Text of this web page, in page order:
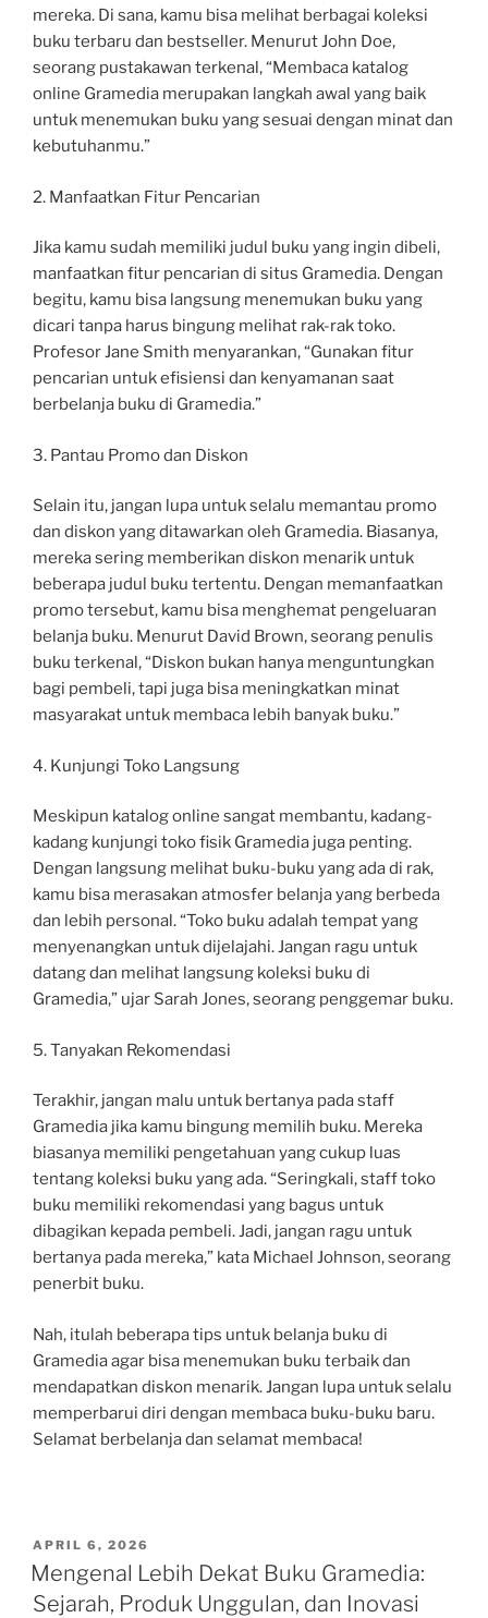
mereka. Di sana, kamu bisa melihat berbagai koleksi
buku terbaru dan bestseller. Menurut John Doe,
seorang pustakawan terkenal, “Membaca katalog
online Gramedia merupakan langkah awal yang baik
untuk menemukan buku yang sesuai dengan minat dan
kebutuhanmu.”
2. Manfaatkan Fitur Pencarian
Jika kamu sudah memiliki judul buku yang ingin dibeli,
manfaatkan fitur pencarian di situs Gramedia. Dengan
begitu, kamu bisa langsung menemukan buku yang
dicari tanpa harus bingung melihat rak-rak toko.
Profesor Jane Smith menyarankan, “Gunakan fitur
pencarian untuk efisiensi dan kenyamanan saat
berbelanja buku di Gramedia.”
3. Pantau Promo dan Diskon
Selain itu, jangan lupa untuk selalu memantau promo
dan diskon yang ditawarkan oleh Gramedia. Biasanya,
mereka sering memberikan diskon menarik untuk
beberapa judul buku tertentu. Dengan memanfaatkan
promo tersebut, kamu bisa menghemat pengeluaran
belanja buku. Menurut David Brown, seorang penulis
buku terkenal, “Diskon bukan hanya menguntungkan
bagi pembeli, tapi juga bisa meningkatkan minat
masyarakat untuk membaca lebih banyak buku.”
4. Kunjungi Toko Langsung
Meskipun katalog online sangat membantu, kadang-
kadang kunjungi toko fisik Gramedia juga penting.
Dengan langsung melihat buku-buku yang ada di rak,
kamu bisa merasakan atmosfer belanja yang berbeda
dan lebih personal. “Toko buku adalah tempat yang
menyenangkan untuk dijelajahi. Jangan ragu untuk
datang dan melihat langsung koleksi buku di
Gramedia,” ujar Sarah Jones, seorang penggemar buku.
5. Tanyakan Rekomendasi
Terakhir, jangan malu untuk bertanya pada staff
Gramedia jika kamu bingung memilih buku. Mereka
biasanya memiliki pengetahuan yang cukup luas
tentang koleksi buku yang ada. “Seringkali, staff toko
buku memiliki rekomendasi yang bagus untuk
dibagikan kepada pembeli. Jadi, jangan ragu untuk
bertanya pada mereka,” kata Michael Johnson, seorang
penerbit buku.
Nah, itulah beberapa tips untuk belanja buku di
Gramedia agar bisa menemukan buku terbaik dan
mendapatkan diskon menarik. Jangan lupa untuk selalu
memperbarui diri dengan membaca buku-buku baru.
Selamat berbelanja dan selamat membaca!
POSTED
ON
APRIL 6, 2026
Mengenal Lebih Dekat Buku Gramedia:
Sejarah, Produk Unggulan, dan Inovasi